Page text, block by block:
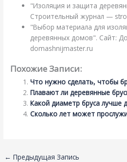
"Изоляция и защита
Строительный журнал —
"Выбор материала для
деревянных домов". Сайт:
domashnijmaster.ru
Похожие Записи:
Что нужно сделать, чтобы
Плавают ли деревянные
Какой диаметр бруса лучше
Сколько лет может
← Предыдущая Запись